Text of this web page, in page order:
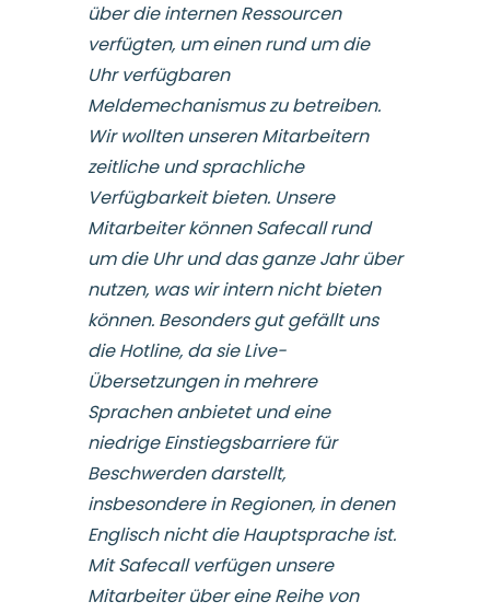
über die internen Ressourcen
verfügten, um einen rund um die
Uhr verfügbaren
Meldemechanismus zu betreiben.
Wir wollten unseren Mitarbeitern
zeitliche und sprachliche
Verfügbarkeit bieten. Unsere
Mitarbeiter können Safecall rund
um die Uhr und das ganze Jahr über
nutzen, was wir intern nicht bieten
können. Besonders gut gefällt uns
die Hotline, da sie Live-
Übersetzungen in mehrere
Sprachen anbietet und eine
niedrige Einstiegsbarriere für
Beschwerden darstellt,
insbesondere in Regionen, in denen
Englisch nicht die Hauptsprache ist.
Mit Safecall verfügen unsere
Mitarbeiter über eine Reihe von